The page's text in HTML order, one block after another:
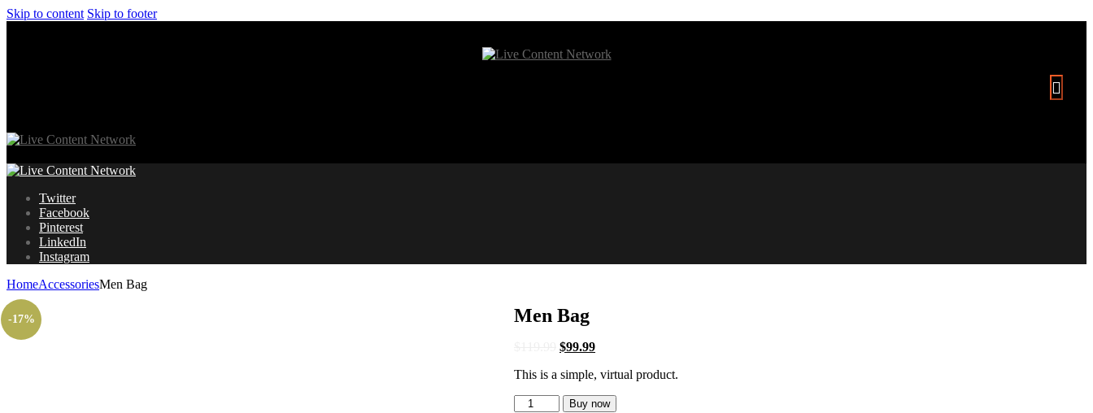
Skip to content Skip to footer
Twitter
Facebook
Pinterest
LinkedIn
Instagram
HomeAccessoriesMen Bag
-17% Men Bag
$99.99
This is a simple, virtual product.
Men
Buy now